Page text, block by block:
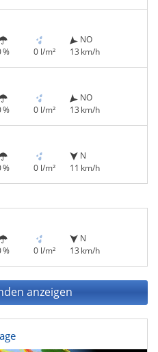
% 0 l/m²
NO
13 km/h
% 0 l/m²
NO
13 km/h
% 0 l/m²
N
11 km/h
% 0 l/m²
N
13 km/h
anzeigen